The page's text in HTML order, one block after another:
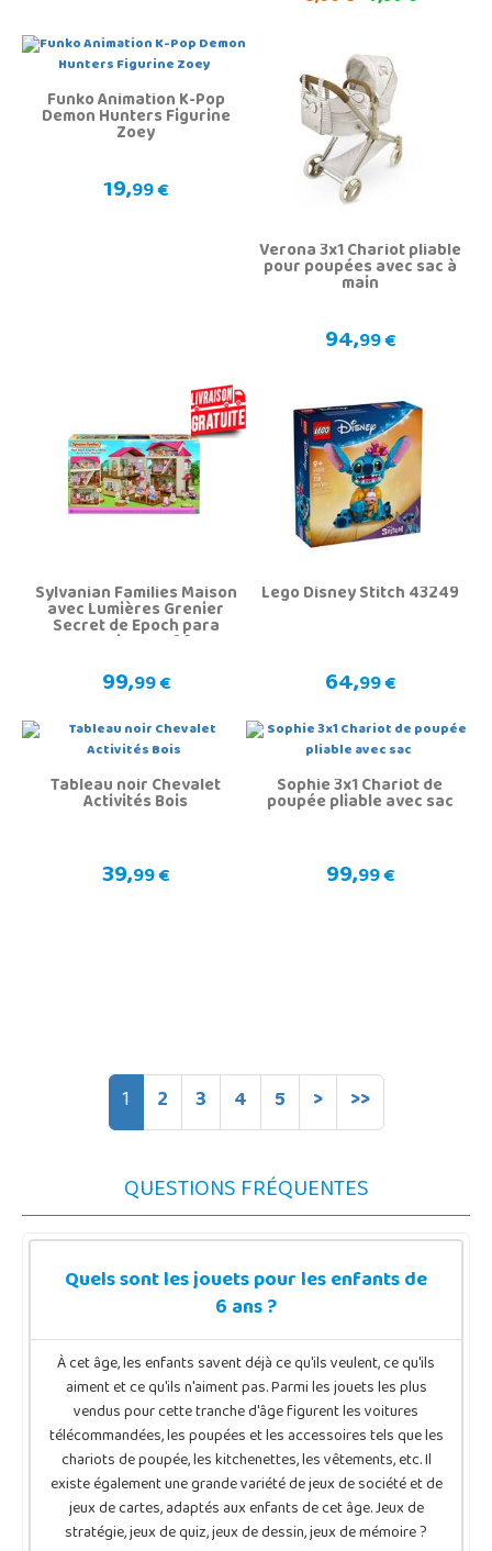
Funko Animation K-Pop
Demon Hunters Figurine
Zoey
19,99 €
Verona 3x1 Chariot pliable
pour poupées avec sac à
main
94,99 €
Sylvanian Families Maison
avec Lumières Grenier
Secret de Epoch para
Imaginar 5708
99,99 €
Lego Disney Stitch 43249
64,99 €
Tableau noir Chevalet
Activités Bois
39,99 €
Sophie 3x1 Chariot de
poupée pliable avec sac
99,99 €
1 2 3 4 5 > >>
QUESTIONS FRÉQUENTES
Quels sont les jouets pour les enfants de
6 ans ?
À cet âge, les enfants savent déjà ce qu'ils veulent, ce qu'ils
aiment et ce qu'ils n'aiment pas. Parmi les jouets les plus
vendus pour cette tranche d'âge figurent les voitures
télécommandées, les poupées et les accessoires tels que les
chariots de poupée, les kitchenettes, les vêtements, etc. Il
existe également une grande variété de jeux de société et de
jeux de cartes, adaptés aux enfants de cet âge. Jeux de
stratégie, jeux de quiz, jeux de dessin, jeux de mémoire ?